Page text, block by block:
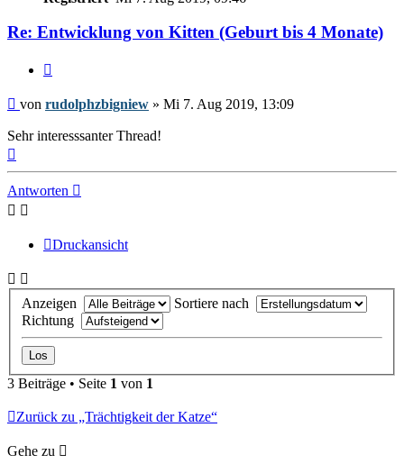
Re: Entwicklung von Kitten (Geburt bis 4 Monate)
Beitrag
von rudolphzbigniew » Mi 7. Aug 2019, 13:09
Sehr interesssanter Thread!
Antworten
Druckansicht
Anzeigen
Sortiere nach
Richtung
3 Beiträge • Seite 1 von 1
Zurück zu „Trächtigkeit der Katze“
Gehe zu